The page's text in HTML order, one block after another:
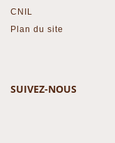
CNIL
Plan du site
SUIVEZ-NOUS